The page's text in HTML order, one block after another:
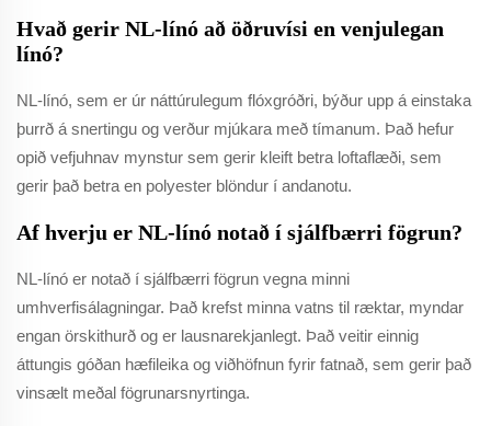
Hvað gerir NL-línó að öðruvísi en venjulegan
línó?
NL-línó, sem er úr náttúrulegum flóxgróðri, býður upp á einstaka
þurrð á snertingu og verður mjúkara með tímanum. Það hefur
opið vefjuhnav mynstur sem gerir kleift betra loftaflæði, sem
gerir það betra en polyester blöndur í andanotu.
Af hverju er NL-línó notað í sjálfbærri fögrun?
NL-línó er notað í sjálfbærri fögrun vegna minni
umhverfisálagningar. Það krefst minna vatns til ræktar, myndar
engan örskithurð og er lausnarekjanlegt. Það veitir einnig
áttungis góðan hæfileika og viðhöfnun fyrir fatnað, sem gerir það
vinsælt meðal fögrunarsnyrtinga.